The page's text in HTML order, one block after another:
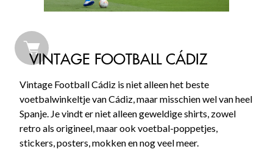
VINTAGE FOOTBALL CÁDIZ
Vintage Football Cádiz is niet alleen het beste
voetbalwinkeltje van Cádiz, maar misschien wel van heel
Spanje. Je vindt er niet alleen geweldige shirts, zowel
retro als origineel, maar ook voetbal-poppetjes,
stickers, posters, mokken en nog veel meer.